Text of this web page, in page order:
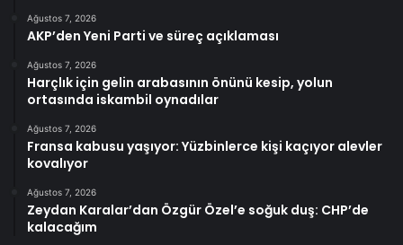
Ağustos 7, 2026
AKP’den Yeni Parti ve süreç açıklaması
Ağustos 7, 2026
Harçlık için gelin arabasının önünü kesip, yolun
ortasında iskambil oynadılar
Ağustos 7, 2026
Fransa kabusu yaşıyor: Yüzbinlerce kişi kaçıyor alevler
kovalıyor
Ağustos 7, 2026
Zeydan Karalar’dan Özgür Özel’e soğuk duş: CHP’de
kalacağım